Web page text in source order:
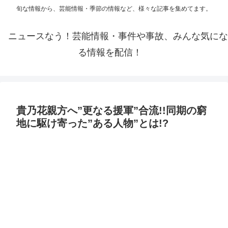
旬な情報から、芸能情報・季節の情報など、様々な記事を集めてます。
ニュースなう！芸能情報・事件や事故、みんな気にな
る情報を配信！
貴乃花親方へ”更なる援軍”合流!!同期の窮
地に駆け寄った”ある人物”とは!?